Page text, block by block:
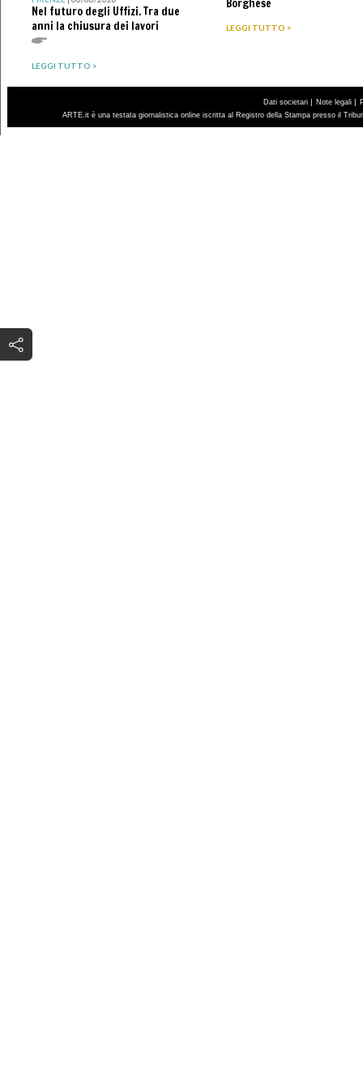
Nel futuro degli Uffizi. Tra due
anni la chiusura dei lavori
LEGGI TUTTO >
Borghese
LEGGI TUTTO >
Dati societari | Note legali |
ARTE.it è una testata giornalistica online iscritta al Registro della Stampa presso il